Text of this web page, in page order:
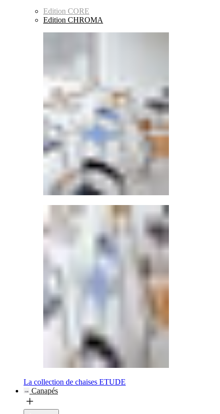
Edition CORE
Edition CHROMA
La collection de chaises ETUDE
Canapés